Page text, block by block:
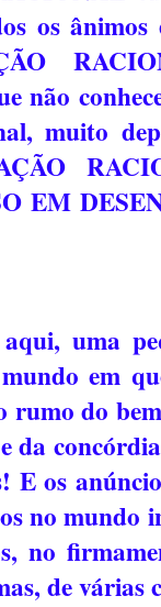
os
não
muito
EM
uma
em
rumo do
da
E os
no mundo
no
de várias